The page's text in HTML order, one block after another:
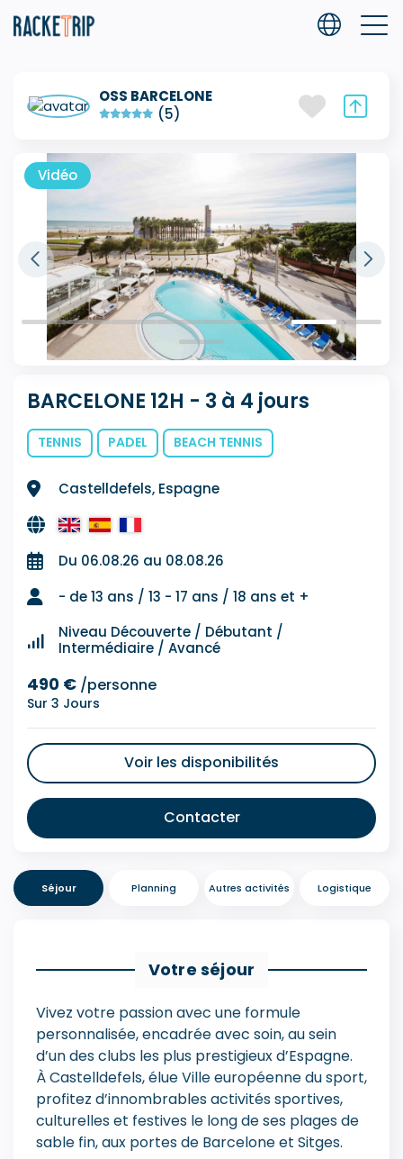
OSS BARCELONE
(5)
Vidéo
BARCELONE 12H - 3 à 4 jours
TENNIS PADEL BEACH TENNIS
Castelldefels, Espagne
Du 06.08.26 au 08.08.26
- de 13 ans / 13 - 17 ans / 18 ans et +
Niveau Découverte / Débutant /
Intermédiaire / Avancé
490 € /personne
Sur 3 Jours
Voir les disponibilités
Contacter
Séjour Planning Autres activités Logistique
Votre séjour
Vivez votre passion avec une formule
personnalisée, encadrée avec soin, au sein
d’un des clubs les plus prestigieux d’Espagne.
À Castelldefels, élue Ville européenne du sport,
profitez d’innombrables activités sportives,
culturelles et festives le long de ses plages de
sable fin, aux portes de Barcelone et Sitges.